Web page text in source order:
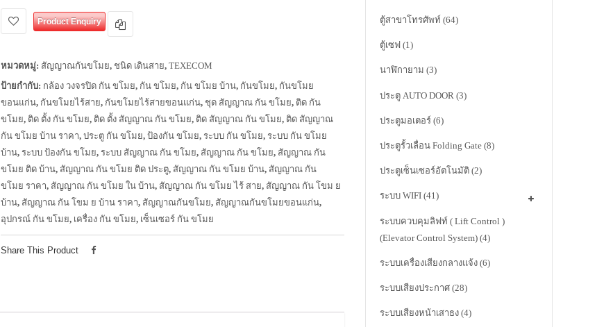
Product Enquiry
หมวดหมู่: สัญญาณกันขโมย, ชนิด เดินสาย, TEXECOM
ป้ายกำกับ: กล้อง วงจรปิด กัน ขโมย, กัน ขโมย, กัน ขโมย บ้าน, กันขโมย, กันขโมย
ขอนแก่น, กันขโมยไร้สาย, กันขโมยไร้สายขอนแก่น, ชุด สัญญาณ กัน ขโมย, ติด กัน
ขโมย, ติด ตั้ง กัน ขโมย, ติด ตั้ง สัญญาณ กัน ขโมย, ติด สัญญาณ กัน ขโมย, ติด สัญญาณ
กัน ขโมย บ้าน ราคา, ประตู กัน ขโมย, ป้องกัน ขโมย, ระบบ กัน ขโมย, ระบบ กัน ขโมย
บ้าน, ระบบ ป้องกัน ขโมย, ระบบ สัญญาณ กัน ขโมย, สัญญาณ กัน ขโมย, สัญญาณ กัน
ขโมย ติด บ้าน, สัญญาณ กัน ขโมย ติด ประตู, สัญญาณ กัน ขโมย บ้าน, สัญญาณ กัน
ขโมย ราคา, สัญญาณ กัน ขโมย ใน บ้าน, สัญญาณ กัน ขโมย ไร้ สาย, สัญญาณ กัน โขม ย
บ้าน, สัญญาณ กัน โขม ย บ้าน ราคา, สัญญาณกันขโมย, สัญญาณกันขโมยขอนแก่น,
อุปกรณ์ กัน ขโมย, เครื่อง กัน ขโมย, เซ็นเซอร์ กัน ขโมย
Share This Product
ตู้สาขาโทรศัพท์ (64)
ตู้เซฟ (1)
นาฬิกายาม (3)
ประตู AUTO DOOR (3)
ประตูมอเตอร์ (6)
ประตูรั้วเลื่อน Folding Gate (8)
ประตูเซ็นเซอร์อัตโนมัติ (2)
ระบบ WIFI (41)
ระบบควบคุมลิฟท์ ( Lift Control )
(Elevator Control System) (4)
ระบบเครื่องเสียงกลางแจ้ง (6)
ระบบเสียงประกาศ (28)
ระบบเสียงหน้าเสาธง (4)